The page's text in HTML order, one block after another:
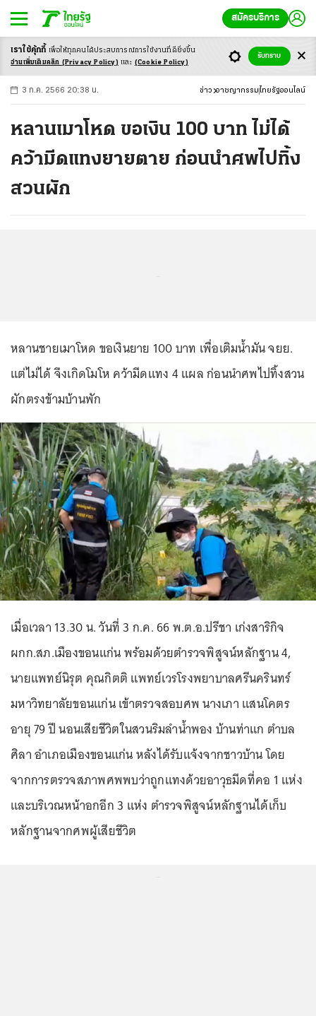
สมัครบริการ
-ก ก ก+
3 ก.ค. 2566 20:38 น. ข่าว อาชญากรรม ไทยรัฐออนไลน์
หลานเมาโหด ขอเงิน 100 บาท ไม่ได้
คว้ามีดแทงยายตาย ก่อนนำศพไปทิ้ง
สวนผัก
หลานชายเมาโหด ขอเงินยาย 100 บาท เพื่อเติมน้ำมัน จยย.
แต่ไม่ได้ จึงเกิดโมโห คว้ามีดแทง 4 แผล ก่อนนำศพไปทิ้งสวน
ผักตรงข้ามบ้านพัก
เมื่อเวลา 13.30 น. วันที่ 3 ก.ค. 66 พ.ต.อ.ปรีชา เก่งสาริกิจ
ผกก.สภ.เมืองขอนแก่น พร้อมด้วยตำรวจพิสูจน์หลักฐาน 4,
นายแพทย์นิรุต คุณกิตติ แพทย์เวรโรงพยาบาลศรีนครินทร์
มหาวิทยาลัยขอนแก่น เข้าตรวจสอบศพ นางเภา แสนโคตร
อายุ 79 ปี นอนเสียชีวิตในสวนริมลำน้ำพอง บ้านท่าแก ตำบล
ศิลา อำเภอเมืองขอนแก่น หลังได้รับแจ้งจากชาวบ้าน โดย
จากการตรวจสภาพศพพบว่าถูกแทงด้วยอาวุธมีดที่คอ 1 แห่ง
และบริเวณหน้าอกอีก 3 แห่ง ตำรวจพิสูจน์หลักฐานได้เก็บ
หลักฐานจากศพผู้เสียชีวิต
เราใช้คุ้กกี้ เพื่อให้ทุกคนได้ประสบการณ์การใช้งานที่ดียิ่งขึ้น
อ่านเพิ่มเติมคลิก (Privacy Policy) และ (Cookie Policy)
รับทราบ